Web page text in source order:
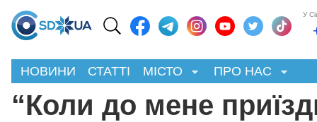
У
НОВИНИ СТАТТІ МІСТО ПРО НАС
“Коли до мене